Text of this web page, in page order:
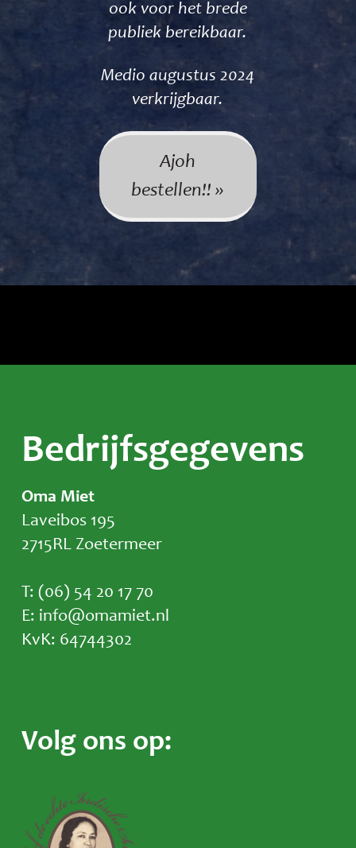
ook voor het brede
publiek bereikbaar.
Medio augustus 2024
verkrijgbaar.
Ajoh
bestellen!! »
Bedrijfsgegevens
Oma Miet
Laveibos 195
2715RL Zoetermeer
T: (06) 54 20 17 70
E: info@omamiet.nl
KvK: 64744302
Volg ons op: